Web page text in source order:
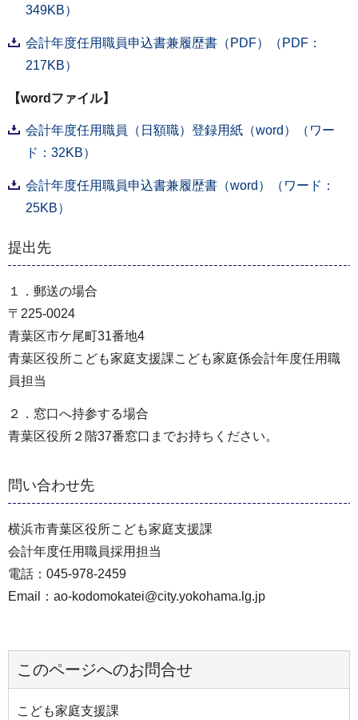
349KB）
会計年度任用職員申込書兼履歴書（PDF）（PDF：
217KB）
【wordファイル】
会計年度任用職員（日額職）登録用紙（word）（ワー
ド：32KB）
会計年度任用職員申込書兼履歴書（word）（ワード：
25KB）
提出先
１．郵送の場合
〒225-0024
青葉区市ケ尾町31番地4
青葉区役所こども家庭支援課こども家庭係会計年度任用職
員担当
２．窓口へ持参する場合
青葉区役所２階37番窓口までお持ちください。
問い合わせ先
横浜市青葉区役所こども家庭支援課
会計年度任用職員採用担当
電話：045-978-2459
Email：ao-kodomokatei@city.yokohama.lg.jp
このページへのお問合せ
こども家庭支援課